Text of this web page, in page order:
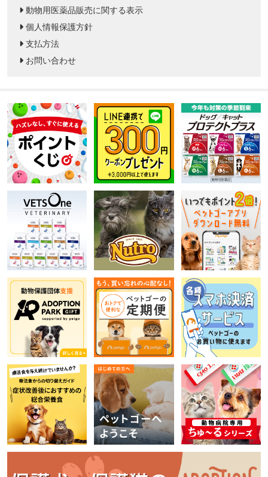
動物用医薬品販売に関する表示
個人情報保護方針
支払方法
お問い合わせ